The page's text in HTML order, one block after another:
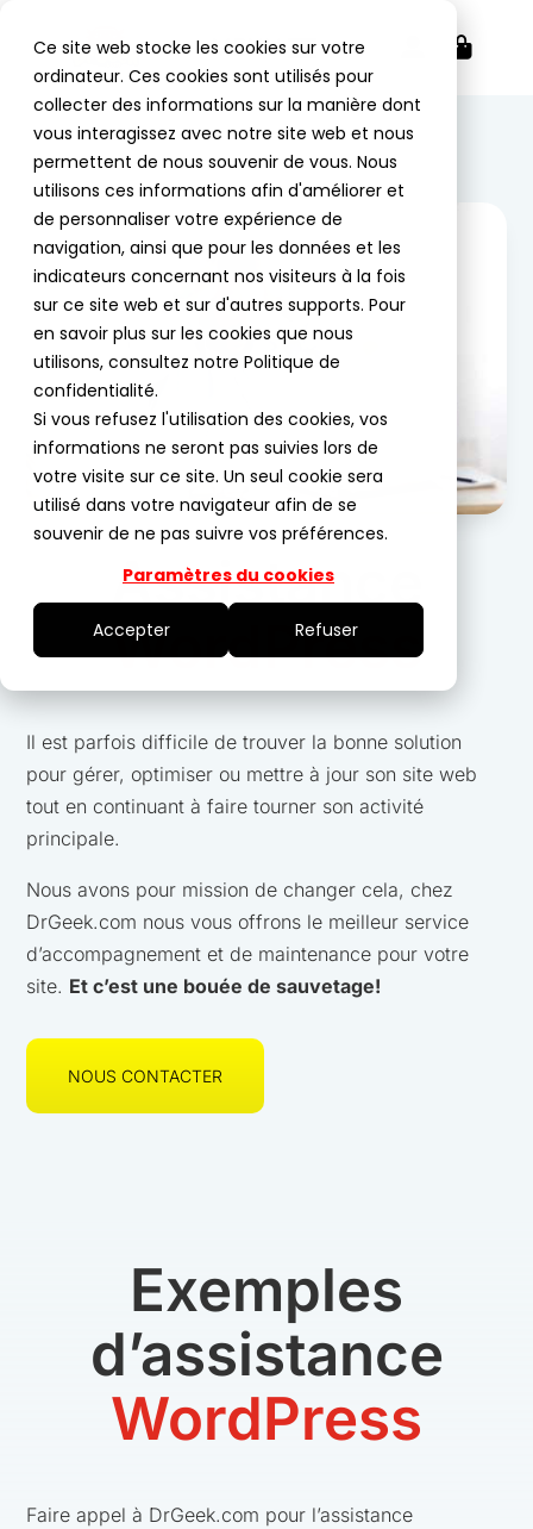
Ce site web stocke les cookies sur votre
ordinateur. Ces cookies sont utilisés pour
collecter des informations sur la manière dont
vous interagissez avec notre site web et nous
permettent de nous souvenir de vous. Nous
utilisons ces informations afin d'améliorer et
de personnaliser votre expérience de
navigation, ainsi que pour les données et les
indicateurs concernant nos visiteurs à la fois
sur ce site web et sur d'autres supports. Pour
en savoir plus sur les cookies que nous
utilisons, consultez notre Politique de
confidentialité.
Si vous refusez l'utilisation des cookies, vos
informations ne seront pas suivies lors de
votre visite sur ce site. Un seul cookie sera
utilisé dans votre navigateur afin de se
souvenir de ne pas suivre vos préférences.
Paramètres du cookies
Accepter Refuser
MENU
Assistance
WordPress
Il est parfois difficile de trouver la bonne solution
pour gérer, optimiser ou mettre à jour son site web
tout en continuant à faire tourner son activité
principale.
Nous avons pour mission de changer cela, chez
DrGeek.com nous vous offrons le meilleur service
d’accompagnement et de maintenance pour votre
site. Et c’est une bouée de sauvetage!
NOUS CONTACTER
Exemples
d’assistance
WordPress
Faire appel à DrGeek.com pour l’assistance